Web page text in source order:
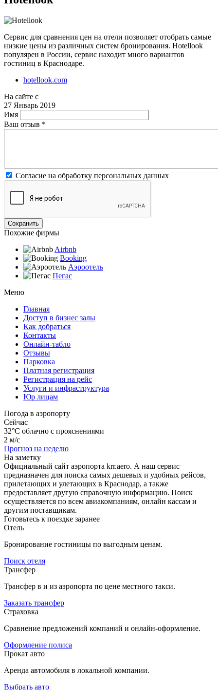
Сервис для сравнения цен на отели позволяет отобрать самые
низкие цены из различных систем бронирования. Hotellook
популярен в России, сервис находит много вариантов
гостиниц в Краснодаре.
hotellook.com
На сайте с
27 Январь 2019
Имя
Ваш отзыв *
Согласие на обработку персональных данных
Похожие фирмы
Airbnb
Booking
Аэроотель
Пегас
Меню
Главная
Доступ в бизнес залы
Как добраться
Контакты
Онлайн-табло
Отзывы
Парковка
Платная регистрация
Регистрация на рейс
Услуги и инфраструктура
Юр лицам
Погода в аэропорту
Сейчас
32°C облачно с прояснениями
2 м/с
Прогноз на неделю
На заметку
Официальный сайт аэропорта krr.aero. А наш сервис
предназначен для поиска самых дешевых и удобных рейсов,
прилетающих и улетающих в Краснодар, а также
предоставляет другую справочную информацию. Поиск
осуществляется по всем авиакомпаниям, онлайн кассам и
другим поставщикам.
Готовьтесь к поездке заранее
Отель
Бронирование гостиницы по выгодным ценам.
Поиск отеля
Трансфер
Трансфер в и из аэропорта по цене местного такси.
Заказать трансфер
Страховка
Сравнение предложений компаний и онлайн-оформление.
Оформление полиса
Прокат авто
Аренда автомобиля в локальной компании.
Выбрать авто